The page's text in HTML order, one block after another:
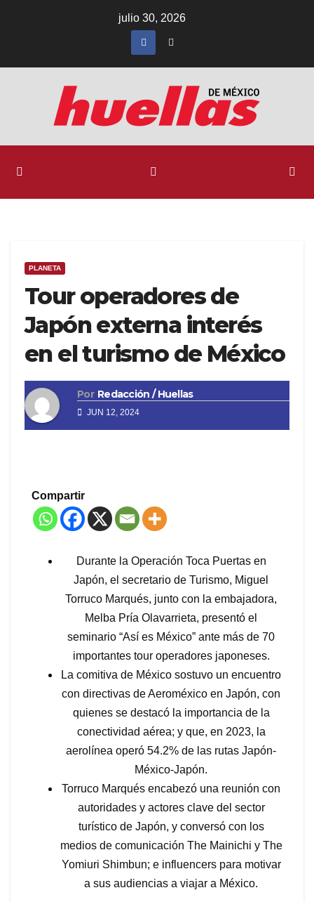
julio 30, 2026
PLANETA
Tour operadores de
Japón externa interés
en el turismo de México
Por Redacción / Huellas
JUN 12, 2024
Compartir
Durante la Operación Toca Puertas en
Japón, el secretario de Turismo, Miguel
Torruco Marqués, junto con la embajadora,
Melba Pría Olavarrieta, presentó el
seminario “Así es México” ante más de 70
importantes tour operadores japoneses.
La comitiva de México sostuvo un encuentro
con directivas de Aeroméxico en Japón, con
quienes se destacó la importancia de la
conectividad aérea; y que, en 2023, la
aerolínea operó 54.2% de las rutas Japón-
México-Japón.
Torruco Marqués encabezó una reunión con
autoridades y actores clave del sector
turístico de Japón, y conversó con los
medios de comunicación The Mainichi y The
Yomiuri Shimbun; e influencers para motivar
a sus audiencias a viajar a México.